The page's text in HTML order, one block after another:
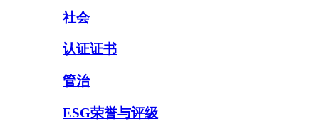
社会
认证证书
管治
ESG荣誉与评级